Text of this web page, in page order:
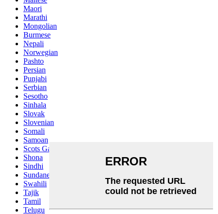
Maori
Marathi
Mongolian
Burmese
Nepali
Norwegian
Pashto
Persian
Punjabi
Serbian
Sesotho
Sinhala
Slovak
Slovenian
Somali
Samoan
Scots Gaelic
Shona
Sindhi
Sundanese
Swahili
Tajik
Tamil
Telugu